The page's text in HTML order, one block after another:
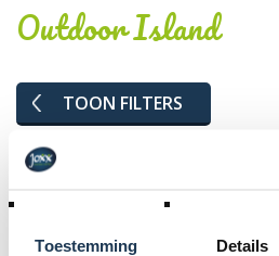
Toestemming Details
Outdoor Island
TOON FILTERS
Geselecteerde filters:
€ 500 - € 999999